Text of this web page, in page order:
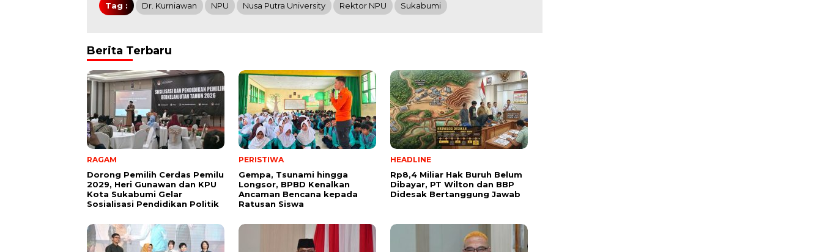
Tag : Dr. Kurniawan NPU Nusa Putra University Rektor NPU Sukabumi
Berita Terbaru
RAGAM
Dorong Pemilih Cerdas Pemilu
2029, Heri Gunawan dan KPU
Kota Sukabumi Gelar
Sosialisasi Pendidikan Politik
PERISTIWA
Gempa, Tsunami hingga
Longsor, BPBD Kenalkan
Ancaman Bencana kepada
Ratusan Siswa
HEADLINE
Rp8,4 Miliar Hak Buruh Belum
Dibayar, PT Wilton dan BBP
Didesak Bertanggung Jawab